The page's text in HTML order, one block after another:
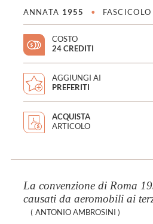
ANNATA 1955 • FASCICOLO
COSTO
24 CREDITI
AGGIUNGI AI
PREFERITI
ACQUISTA
ARTICOLO
La convenzione di Roma
causati da aeromobili ai
( ANTONIO AMBROSINI )